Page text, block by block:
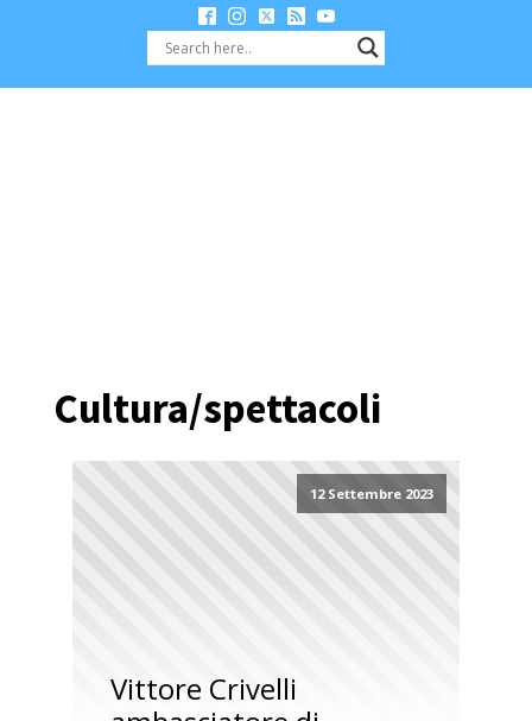
Cultura/spettacoli
12 Settembre 2023
Vittore Crivelli